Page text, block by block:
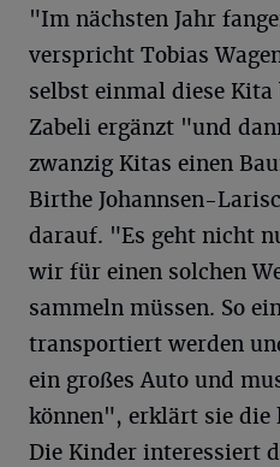
"Im nächsten Jahr
verspricht Tobias
selbst einmal diese
Zabeli ergänzt "und
zwanzig Kitas einen
Birthe Johannsen-
darauf. "Es geht nicht
wir für einen solchen
sammeln müssen. So
transportiert werden
ein großes Auto und
können", erklärt sie die
Die Kinder interessiert